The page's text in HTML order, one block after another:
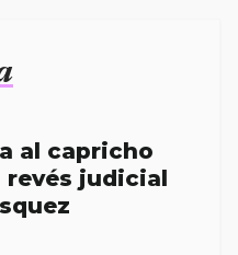
al capricho
revés judicial